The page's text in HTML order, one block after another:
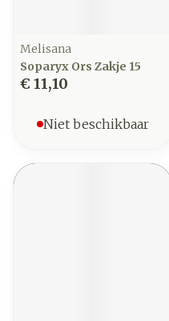
Melisana
Soparyx Ors Zakje 15
€ 11,10
Niet beschikbaar